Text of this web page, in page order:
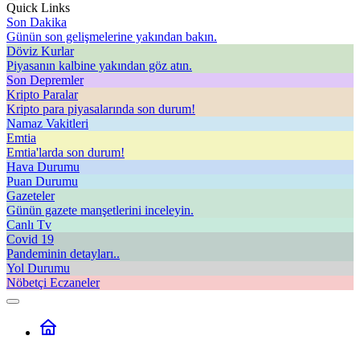
Quick Links
Son Dakika
Günün son gelişmelerine yakından bakın.
Döviz Kurlar
Piyasanın kalbine yakından göz atın.
Son Depremler
Kripto Paralar
Kripto para piyasalarında son durum!
Namaz Vakitleri
Emtia
Emtia'larda son durum!
Hava Durumu
Puan Durumu
Gazeteler
Günün gazete manşetlerini inceleyin.
Canlı Tv
Covid 19
Pandeminin detayları..
Yol Durumu
Nöbetçi Eczaneler